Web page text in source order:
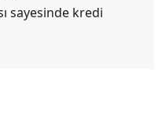
sayesinde kredi